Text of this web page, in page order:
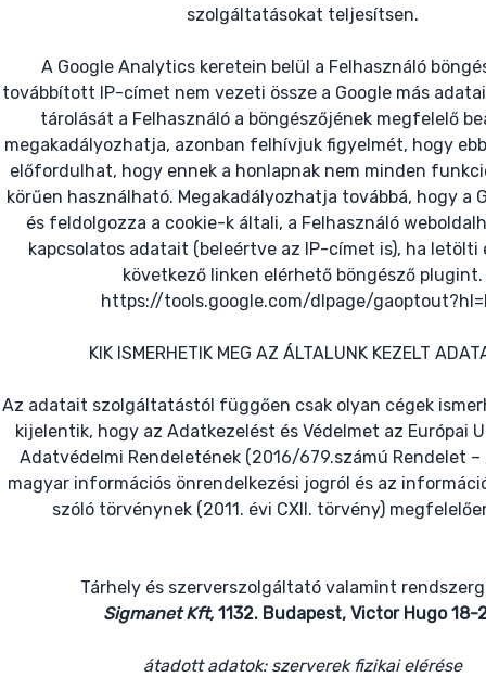
szolgáltatásokat teljesítsen.
A Google Analytics keretein belül a Felhasználó
továbbított IP-címet nem vezeti össze a Google más
tárolását a Felhasználó a böngészőjének megfelelő
megakadályozhatja, azonban felhívjuk figyelmét, hogy
előfordulhat, hogy ennek a honlapnak nem minden
körűen használható. Megakadályozhatja továbbá, hogy a
és feldolgozza a cookie-k általi, a Felhasználó
kapcsolatos adatait (beleértve az IP-címet is), ha letölti
következő linken elérhető böngésző plugint.
https://tools.google.com/dlpage/
KIK ISMERHETIK MEG AZ ÁLTALUNK KEZELT
Az adatait szolgáltatástól függően csak olyan cégek
kijelentik, hogy az Adatkezelést és Védelmet az Európai
Adatvédelmi Rendeletének (2016/679.számú Rendelet –
magyar információs önrendelkezési jogról és az
szóló törvénynek (2011. évi CXII. törvény)
Tárhely és szerverszolgáltató valamint
Sigmanet Kft, 1132. Budapest, Victor Hugo 18-
átadott adatok: szerverek fizikai elérése